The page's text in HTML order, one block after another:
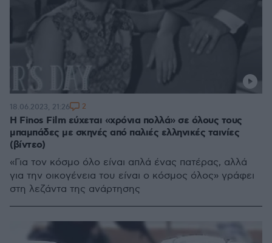
Η Finos Film εύχεται «χρόνια πολλά» σε όλους τους
μπαμπάδες με σκηνές από παλιές ελληνικές ταινίες
(βίντεο)
«Για τον κόσμο όλο είναι απλά ένας πατέρας, αλλά
για την οικογένεια του είναι ο κόσμος όλος» γράφει
στη λεζάντα της ανάρτησης
18.06.2023, 21:26 2